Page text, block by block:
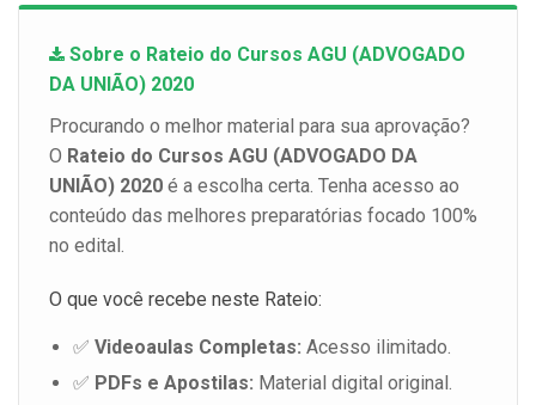
Sobre o Rateio do Cursos AGU (ADVOGADO
DA UNIÃO) 2020
Procurando o melhor material para sua aprovação?
O Rateio do Cursos AGU (ADVOGADO DA
UNIÃO) 2020 é a escolha certa. Tenha acesso ao
conteúdo das melhores preparatórias focado 100%
no edital.
O que você recebe neste Rateio:
✅ Videoaulas Completas: Acesso ilimitado.
✅ PDFs e Apostilas: Material digital original.